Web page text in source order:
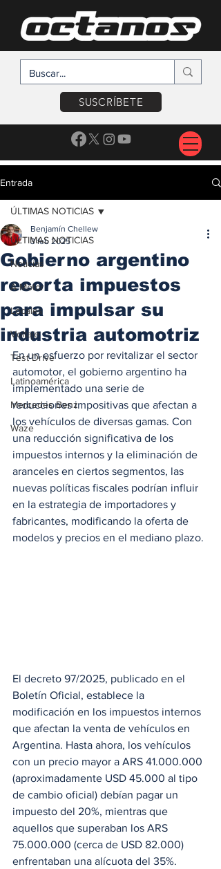
SUSCRÍBETE
Entrada
ÚLTIMAS NOTICIAS
Noticias
A Motor
Locales
Voltaje
Test Drive
Latinoamérica
Mercedes Benz
Waze
ÚLTIMAS NOTICIAS
Gobierno argentino
recorta impuestos
para impulsar su
industria automotriz
Benjamín Chellew
3 feb 2025
En un esfuerzo por revitalizar el sector
automotor, el gobierno argentino ha
implementado una serie de
reducciones impositivas que afectan a
los vehículos de diversas gamas. Con
una reducción significativa de los
impuestos internos y la eliminación de
aranceles en ciertos segmentos, las
nuevas políticas fiscales podrían influir
en la estrategia de importadores y
fabricantes, modificando la oferta de
modelos y precios en el mediano plazo.
El decreto 97/2025, publicado en el
Boletín Oficial, establece la
modificación en los impuestos internos
que afectan la venta de vehículos en
Argentina. Hasta ahora, los vehículos
con un precio mayor a ARS 41.000.000
(aproximadamente USD 45.000 al tipo
de cambio oficial) debían pagar un
impuesto del 20%, mientras que
aquellos que superaban los ARS
75.000.000 (cerca de USD 82.000)
enfrentaban una alícuota del 35%.